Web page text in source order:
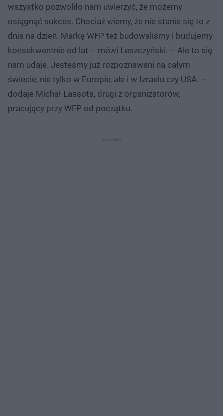
wszystko pozwoliło nam uwierzyć, że możemy
osiągnąć sukces. Chociaż wiemy, że nie stanie się to z
dnia na dzień. Markę WFP też budowaliśmy i budujemy
konsekwentnie od lat – mówi Leszczyński. – Ale to się
nam udaje. Jesteśmy już rozpoznawani na całym
świecie, nie tylko w Europie, ale i w Izraelu czy USA. –
dodaje Michał Lassota, drugi z organizatorów,
pracujący przy WFP od początku.